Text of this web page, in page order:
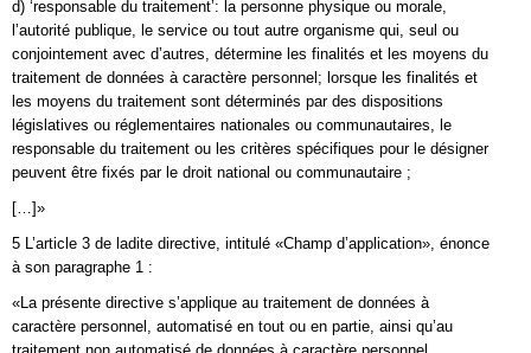
d) ‘responsable du traitement’: la personne physique ou morale,
l’autorité publique, le service ou tout autre organisme qui, seul ou
conjointement avec d’autres, détermine les finalités et les moyens du
traitement de données à caractère personnel; lorsque les finalités et
les moyens du traitement sont déterminés par des dispositions
législatives ou réglementaires nationales ou communautaires, le
responsable du traitement ou les critères spécifiques pour le désigner
peuvent être fixés par le droit national ou communautaire ;
[…]»
5 L’article 3 de ladite directive, intitulé «Champ d’application», énonce
à son paragraphe 1 :
«La présente directive s’applique au traitement de données à
caractère personnel, automatisé en tout ou en partie, ainsi qu’au